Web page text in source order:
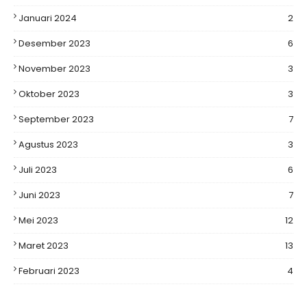
Januari 2024
2
Desember 2023
6
November 2023
3
Oktober 2023
3
September 2023
7
Agustus 2023
3
Juli 2023
6
Juni 2023
7
Mei 2023
12
Maret 2023
13
Februari 2023
4